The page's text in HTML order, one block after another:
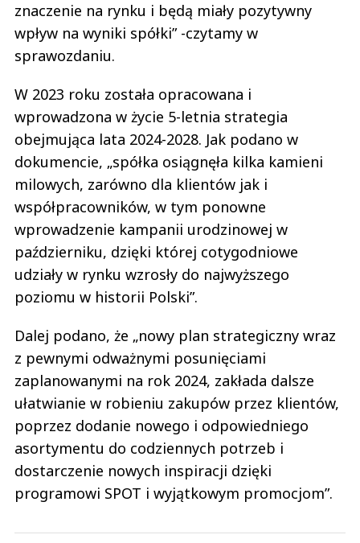
znaczenie na rynku i będą miały pozytywny
wpływ na wyniki spółki” -czytamy w
sprawozdaniu.
W 2023 roku została opracowana i
wprowadzona w życie 5-letnia strategia
obejmująca lata 2024-2028. Jak podano w
dokumencie, „spółka osiągnęła kilka kamieni
milowych, zarówno dla klientów jak i
współpracowników, w tym ponowne
wprowadzenie kampanii urodzinowej w
październiku, dzięki której cotygodniowe
udziały w rynku wzrosły do najwyższego
poziomu w historii Polski”.
Dalej podano, że „nowy plan strategiczny wraz
z pewnymi odważnymi posunięciami
zaplanowanymi na rok 2024, zakłada dalsze
ułatwianie w robieniu zakupów przez klientów,
poprzez dodanie nowego i odpowiedniego
asortymentu do codziennych potrzeb i
dostarczenie nowych inspiracji dzięki
programowi SPOT i wyjątkowym promocjom”.